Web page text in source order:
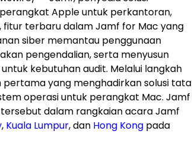
Apple untuk perkantoran,
fitur terbaru dalam Jamf for Mac yang
siber memantau penggunaan
pengendalian, serta menyusun
kebutuhan audit. Melalui langkah
pertama yang menghadirkan solusi tata
operasi untuk perangkat Mac. Jamf
dalam rangkaian acara Jamf
, Kuala Lumpur, dan Hong Kong pada